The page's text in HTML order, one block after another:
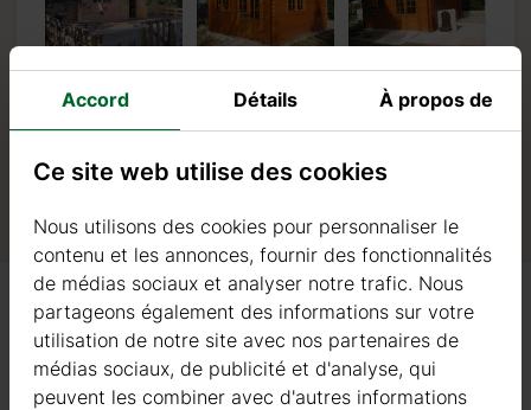
FENÊTRES EN BOIS STANDARD
Accord Détails À propos de
Ce site web utilise des cookies
Nous utilisons des cookies pour personnaliser le
contenu et les annonces, fournir des fonctionnalités
de médias sociaux et analyser notre trafic. Nous
partageons également des informations sur votre
utilisation de notre site avec nos partenaires de
médias sociaux, de publicité et d'analyse, qui
peuvent les combiner avec d'autres informations